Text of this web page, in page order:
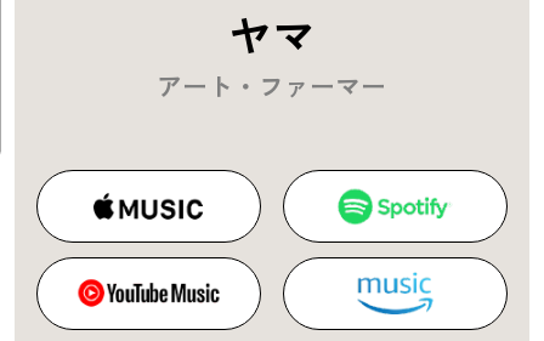
ヤマ
アート・ファーマー